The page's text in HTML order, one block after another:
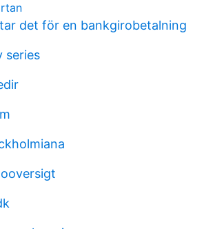
det för en bankgirobetalning
series